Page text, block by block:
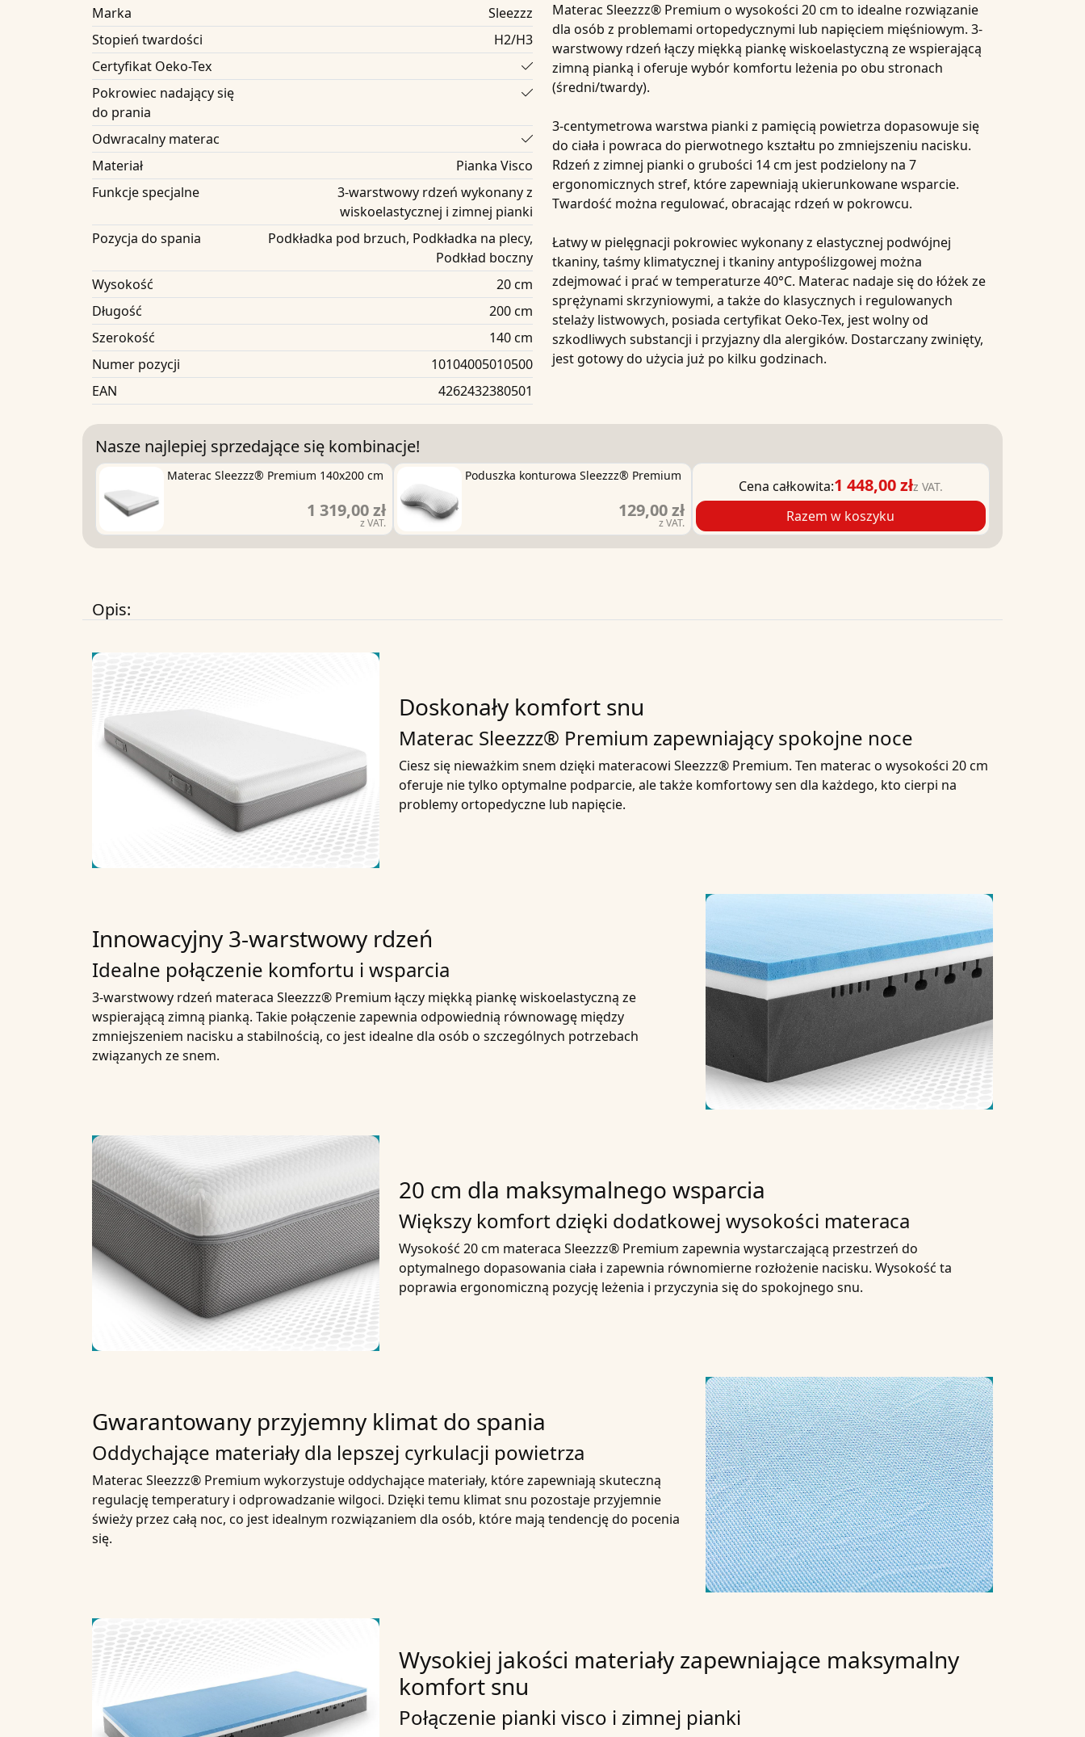
Marka
Sleezzz
Stopień twardości
H2/H3
Certyfikat Oeko-Tex
Pokrowiec nadający się
do prania
Odwracalny materac
Materiał
Pianka Visco
Funkcje specjalne
3-warstwowy rdzeń wykonany z
wiskoelastycznej i zimnej pianki
Pozycja do spania
Podkładka pod brzuch, Podkładka na plecy,
Podkład boczny
Wysokość
20 cm
Długość
200 cm
Szerokość
140 cm
Numer pozycji
10104005010500
EAN
4262432380501
Materac Sleezzz® Premium o wysokości 20 cm to idealne rozwiązanie
dla osób z problemami ortopedycznymi lub napięciem mięśniowym. 3-
warstwowy rdzeń łączy miękką piankę wiskoelastyczną ze wspierającą
zimną pianką i oferuje wybór komfortu leżenia po obu stronach
(średni/twardy).
3-centymetrowa warstwa pianki z pamięcią powietrza dopasowuje się
do ciała i powraca do pierwotnego kształtu po zmniejszeniu nacisku.
Rdzeń z zimnej pianki o grubości 14 cm jest podzielony na 7
ergonomicznych stref, które zapewniają ukierunkowane wsparcie.
Twardość można regulować, obracając rdzeń w pokrowcu.
Łatwy w pielęgnacji pokrowiec wykonany z elastycznej podwójnej
tkaniny, taśmy klimatycznej i tkaniny antypoślizgowej można
zdejmować i prać w temperaturze 40°C. Materac nadaje się do łóżek ze
sprężynami skrzyniowymi, a także do klasycznych i regulowanych
stelaży listwowych, posiada certyfikat Oeko-Tex, jest wolny od
szkodliwych substancji i przyjazny dla alergików. Dostarczany zwinięty,
jest gotowy do użycia już po kilku godzinach.
Nasze najlepiej sprzedające się kombinacje!
Materac Sleezzz® Premium 140x200 cm
1 319,00 zł
z VAT.
Poduszka konturowa Sleezzz® Premium
129,00 zł
z VAT.
Cena całkowita:1 448,00 złz VAT.
Razem w koszyku
Opis:
Doskonały komfort snu
Materac Sleezzz® Premium zapewniający spokojne noce
Ciesz się nieważkim snem dzięki materacowi Sleezzz® Premium. Ten materac o wysokości 20 cm
oferuje nie tylko optymalne podparcie, ale także komfortowy sen dla każdego, kto cierpi na
problemy ortopedyczne lub napięcie.
Innowacyjny 3-warstwowy rdzeń
Idealne połączenie komfortu i wsparcia
3-warstwowy rdzeń materaca Sleezzz® Premium łączy miękką piankę wiskoelastyczną ze
wspierającą zimną pianką. Takie połączenie zapewnia odpowiednią równowagę między
zmniejszeniem nacisku a stabilnością, co jest idealne dla osób o szczególnych potrzebach
związanych ze snem.
20 cm dla maksymalnego wsparcia
Większy komfort dzięki dodatkowej wysokości materaca
Wysokość 20 cm materaca Sleezzz® Premium zapewnia wystarczającą przestrzeń do
optymalnego dopasowania ciała i zapewnia równomierne rozłożenie nacisku. Wysokość ta
poprawia ergonomiczną pozycję leżenia i przyczynia się do spokojnego snu.
Gwarantowany przyjemny klimat do spania
Oddychające materiały dla lepszej cyrkulacji powietrza
Materac Sleezzz® Premium wykorzystuje oddychające materiały, które zapewniają skuteczną
regulację temperatury i odprowadzanie wilgoci. Dzięki temu klimat snu pozostaje przyjemnie
świeży przez całą noc, co jest idealnym rozwiązaniem dla osób, które mają tendencję do pocenia
się.
Wysokiej jakości materiały zapewniające maksymalny
komfort snu
Połączenie pianki visco i zimnej pianki